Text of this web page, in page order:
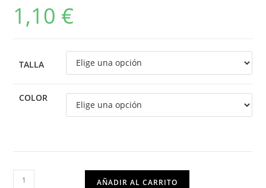
1,10 €
TALLA
COLOR
AÑADIR AL CARRITO